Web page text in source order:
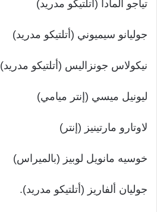
تياجو ألمادا (أتلتيكو مدريد)
جوليانو سيميوني (أتلتيكو مدريد)
نيكولاس جونزاليس (أتلتيكو مدريد)
ليونيل ميسي (إنتر ميامي)
لاوتارو مارتينيز (إنتر)
خوسيه مانويل لوبيز (بالميراس)
جوليان ألفاريز (أتلتيكو مدريد).